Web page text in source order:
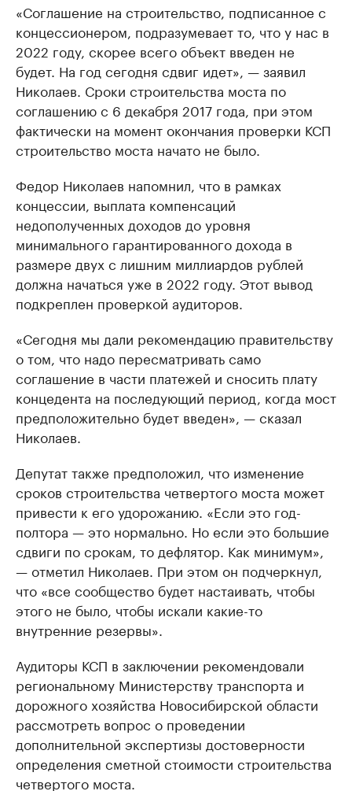
«Соглашение на строительство, подписанное с
концессионером, подразумевает то, что у нас в
2022 году, скорее всего объект введен не
будет. На год сегодня сдвиг идет», — заявил
Николаев. Сроки строительства моста по
соглашению с 6 декабря 2017 года, при этом
фактически на момент окончания проверки КСП
строительство моста начато не было.
Федор Николаев напомнил, что в рамках
концессии, выплата компенсаций
недополученных доходов до уровня
минимального гарантированного дохода в
размере двух с лишним миллиардов рублей
должна начаться уже в 2022 году. Этот вывод
подкреплен проверкой аудиторов.
«Сегодня мы дали рекомендацию правительству
о том, что надо пересматривать само
соглашение в части платежей и сносить плату
концедента на последующий период, когда мост
предположительно будет введен», — сказал
Николаев.
Депутат также предположил, что изменение
сроков строительства четвертого моста может
привести к его удорожанию. «Если это год-
полтора — это нормально. Но если это большие
сдвиги по срокам, то дефлятор. Как минимум»,
— отметил Николаев. При этом он подчеркнул,
что «все сообщество будет настаивать, чтобы
этого не было, чтобы искали какие-то
внутренние резервы».
Аудиторы КСП в заключении рекомендовали
региональному ​Министерству транспорта и
дорожного хозяйства Новосибирской области
рассмотреть вопрос о проведении
дополнительной экспертизы достоверности
определения сметной стоимости строительства
четвертого моста.